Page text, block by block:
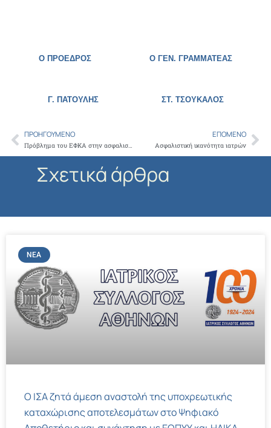
Ο ΠΡΟΕΔΡΟΣ Ο ΓΕΝ. ΓΡΑΜΜΑΤΕΑΣ
Γ. ΠΑΤΟΥΛΗΣ ΣΤ. ΤΣΟΥΚΑΛΟΣ
Prev
ΠΡΟΗΓΟΎΜΕΝΟ
Πρόβλημα του ΕΦΚΑ στην ασφαλιστική ικανότητα των ιατρών
ΕΠΌΜΕΝΟ
Ασφαλιστική ικανότητα ιατρών
Σχετικά άρθρα
ΝΈΑ
Ο ΙΣΑ ζητά άμεση αναστολή της υποχρεωτικής
καταχώρισης αποτελεσμάτων στο Ψηφιακό